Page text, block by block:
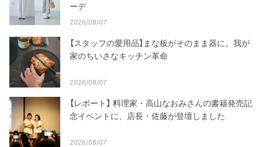
ーデ
2026/08/07
【スタッフの愛用品】まな板がそのまま器に。我が
家のちいさなキッチン革命
2026/08/07
【レポート】 料理家・高山なおみさんの書籍発売記
念イベントに、店長・佐藤が登壇しました
2026/08/07